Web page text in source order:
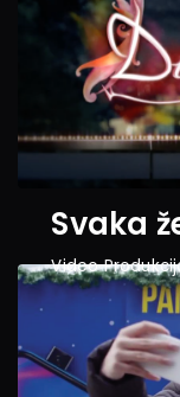
Svaka
Video